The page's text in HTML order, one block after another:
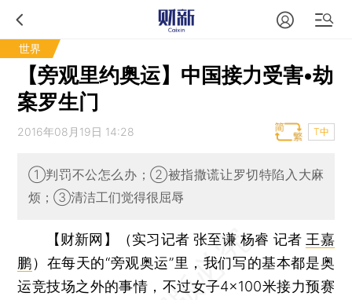
世界
【旁观里约奥运】中国接力受害•劫
案罗生门
2016年08月19日 14:28 T中
①判罚不公怎么办；②被指撒谎让罗切特陷入大麻
烦；③清洁工们觉得很屈辱
【财新网】（实习记者 张至谦 杨睿 记者 王嘉
鹏） 在每天的“旁观奥运”里，我们写的基本都是奥
运竞技场之外的事情，不过女子4×100米接力预赛